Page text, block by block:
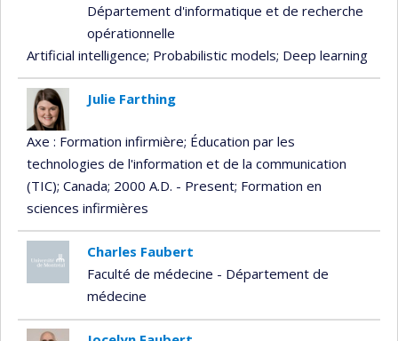
Département d'informatique et de recherche
opérationnelle
Artificial intelligence; Probabilistic models; Deep learning
Julie Farthing
Axe : Formation infirmière; Éducation par les
technologies de l'information et de la communication
(TIC); Canada; 2000 A.D. - Present; Formation en
sciences infirmières
Charles Faubert
Faculté de médecine - Département de
médecine